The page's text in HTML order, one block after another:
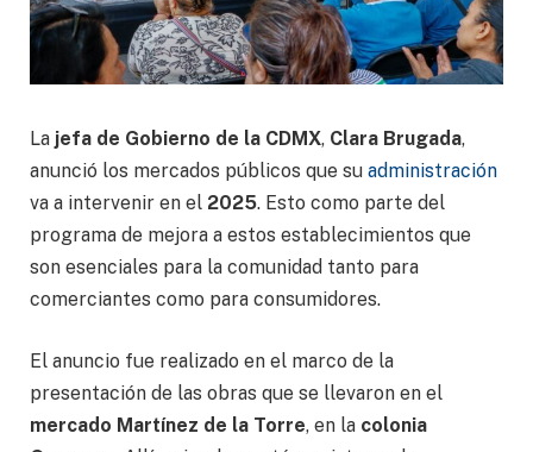
La jefa de Gobierno de la CDMX, Clara Brugada,
anunció los mercados públicos que su administración
va a intervenir en el 2025. Esto como parte del
programa de mejora a estos establecimientos que
son esenciales para la comunidad tanto para
comerciantes como para consumidores.
El anuncio fue realizado en el marco de la
presentación de las obras que se llevaron en el
mercado Martínez de la Torre, en la colonia